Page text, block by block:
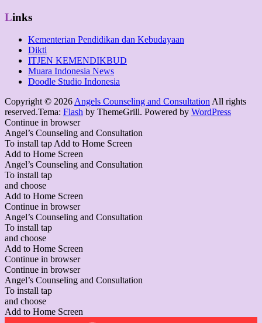
Links
Kementerian Pendidikan dan Kebudayaan
Dikti
ITJEN KEMENDIKBUD
Muara Indonesia News
Doodle Studio Indonesia
Copyright © 2026Angels Counseling and ConsultationAll rights
reserved.Tema: Flash by ThemeGrill. Powered by WordPress
Continue in browser
Angel’s Counseling and Consultation
To install tap Add to Home Screen
Add to Home Screen
Angel’s Counseling and Consultation
To install tap
and choose
Add to Home Screen
Continue in browser
Angel’s Counseling and Consultation
To install tap
and choose
Add to Home Screen
Continue in browser
Continue in browser
Angel’s Counseling and Consultation
To install tap
and choose
Add to Home Screen